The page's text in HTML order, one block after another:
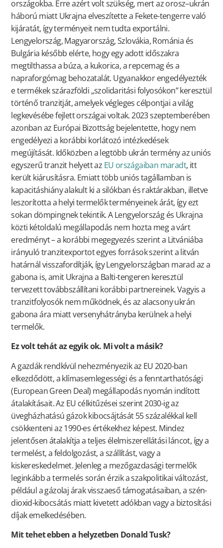
országokba. Erre azért volt szükség, mert az orosz–ukrán
háború miatt Ukrajna elveszítette a Fekete-tengerre való
kijáratát, így terményeit nem tudta exportálni.
Lengyelország, Magyarország, Szlovákia, Románia és
Bulgária később elérte, hogy egy adott időszakra
megtilthassa a búza, a kukorica, a repcemag és a
napraforgómag behozatalát. Ugyanakkor engedélyezték
e termékek szárazföldi „szolidaritási folyosókon” keresztül
történő tranzitját, amelyek végleges célpontjai a világ
legkevésébe fejlett országai voltak. 2023 szeptemberében
azonban az Európai Bizottság bejelentette, hogy nem
engedélyezi a korábbi korlátozó intézkedések
megújítását. Időközben a legtöbb ukrán termény az uniós
egyszerű tranzit helyett az EU országaiban maradt, itt
került kiárusításra. Emiatt több uniós tagállamban is
kapacitáshiány alakult ki a silókban és raktárakban, illetve
leszorította a helyi termelők terményeinek árát, így ezt
sokan dömpingnek tekintik. A Lengyelország és Ukrajna
közti kétoldalú megállapodás nem hozta meg a várt
eredményt – a korábbi megegyezés szerint a Litvániába
irányuló tranzitexportot egyes források szerint a litván
határnál visszafordítják, így Lengyelországban marad az a
gabona is, amit Ukrajna a Balti-tengeren keresztül
tervezett továbbszállítani korábbi partnereinek. Vagyis a
tranzitfolyosók nem működnek, és az alacsony ukrán
gabona ára miatt versenyhátrányba kerülnek a helyi
termelők.
Ez volt tehát az egyik ok. Mi volt a másik?
A gazdák rendkívül nehezményezik az EU 2020-ban
elkezdődött, a klímasemlegességi és a fenntarthatósági
(European Green Deal) megállapodás nyomán indított
átalakításait. Az EU célkitűzései szerint 2030-ig az
üvegházhatású gázok kibocsájtását 55 százalékkal kell
csökkenteni az 1990-es értékekhez képest. Mindez
jelentősen átalakítja a teljes élelmiszerellátási láncot, így a
termelést, a feldolgozást, a szállítást, vagy a
kiskereskedelmet. Jelenleg a mezőgazdasági termelők
leginkább a termelés során érzik a szakpolitikai változást,
például a gázolaj árak visszaeső támogatásaiban, a szén-
dioxid-kibocsátás miatt kivetett adókban vagy a biztosítási
díjak emelkedésében.
Mit tehet ebben a helyzetben Donald Tusk?